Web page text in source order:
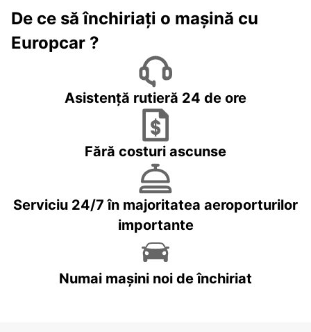
De ce să închiriați o mașină cu
Europcar ?
Asistență rutieră 24 de ore
Fără costuri ascunse
Serviciu 24/7 în majoritatea aeroporturilor
importante
Numai mașini noi de închiriat